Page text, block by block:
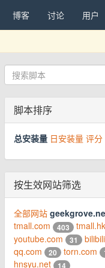
博客 讨论 用户
脚本排序
总安装量 日安装量 评分
按生效网站筛选
全部网站
tmall.com 403 tmall.hk
youtube.com 31
qq.com 20 torn.com
hnsyu.net 14